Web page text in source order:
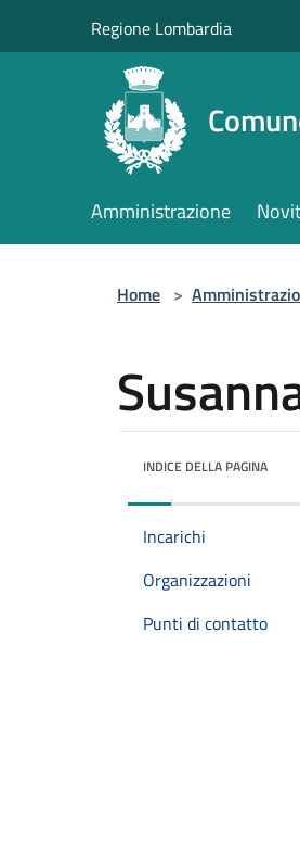
Regione Lombardia
Amministrazione
Home >
INDICE DELLA PAGINA
Incarichi
Organizzazioni
Punti di contatto